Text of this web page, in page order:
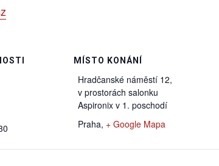
MÍSTO KONÁNÍ
Hradčanské náměstí 12,
v prostorách salonku
Aspironix v 1. poschodí
Praha, + Google Mapa